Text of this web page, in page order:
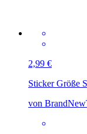
2,99 €
Sticker Größe
von